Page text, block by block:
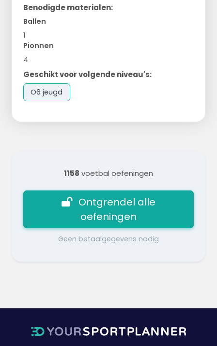
Benodigde materialen:
Ballen
1
Pionnen
4
Geschikt voor volgende niveau's:
O6 jeugd
1158 voetbal oefeningen
Ontgrendel alle
oefeningen
Geen betaalgegevens nodig